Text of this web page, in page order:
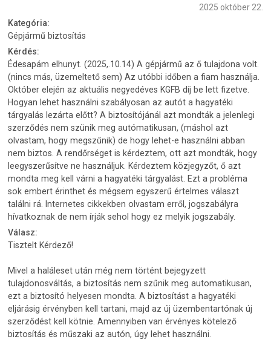
2025 október 22.
Kategória:
Gépjármű biztosítás
Kérdés:
Édesapám elhunyt. (2025,.10.14) A gépjármű az ő tulajdona volt.
(nincs más, üzemeltető sem) Az utóbbi időben a fiam használja.
Október elején az aktuális negyedéves KGFB díj be lett fizetve.
Hogyan lehet használni szabályosan az autót a hagyatéki
tárgyalás lezárta előtt? A biztosítójánál azt mondták a jelenlegi
szerződés nem szünik meg autómatikusan, (máshol azt
olvastam, hogy megszűnik) de hogy lehet-e használni abban
nem biztos. A rendőrséget is kérdeztem, ott azt mondták, hogy
leegyszerűsítve ne használjuk. Kérdeztem közjegyzőt, ő azt
mondta meg kell várni a hagyatéki tárgyalást. Ezt a probléma
sok embert érinthet és mégsem egyszerű értelmes választ
találni rá. Internetes cikkekben olvastam erről, jogszabályra
hívatkoznak de nem írják sehol hogy ez melyik jogszabály.
Válasz:
Tisztelt Kérdező!
Mivel a haláleset után még nem történt bejegyzett
tulajdonosváltás, a biztosítás nem szűnik meg automatikusan,
ezt a biztosító helyesen mondta. A biztosítást a hagyatéki
eljárásig érvényben kell tartani, majd az új üzembentartónak új
szerződést kell kötnie. Amennyiben van érvényes kötelező
biztosítás és műszaki az autón, úgy lehet használni.